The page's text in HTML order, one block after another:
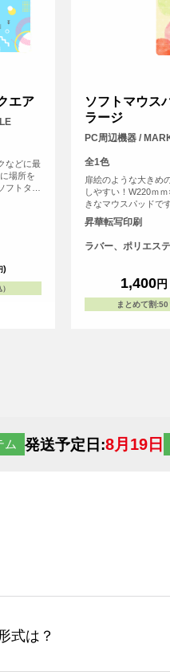
エア
などに最
場所を
トタイ
)
ソフトマウス
ラージ
PC周辺機器 /
全1色
扉絵のような大きめ
しやすい！W220ｍ
きなマウスパッドで
ど大きめのパソコン
ズ感で、デザインも
ができます。
昇華転写印刷
ラバー、ポリエス
1,400円
まとめて割:50
ム 発送予定日:8月19日
やシルク印刷など、大口注
る数量が多ければ多いほど
式は？